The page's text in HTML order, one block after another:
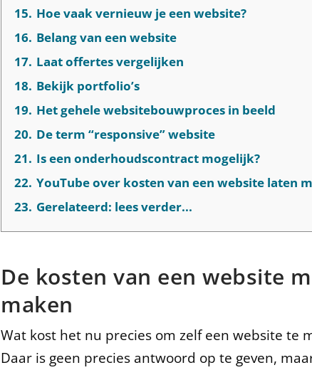
15. Hoe vaak vernieuw je een website?
16. Belang van een website
17. Laat offertes vergelijken
18. Bekijk portfolio’s
19. Het gehele websitebouwproces in beeld
20. De term “responsive” website
21. Is een onderhoudscontract mogelijk?
22. YouTube over kosten van een website laten
23. Gerelateerd: lees verder...
De kosten van een website
maken
Wat kost het nu precies om zelf een website te
Daar is geen precies antwoord op te geven,